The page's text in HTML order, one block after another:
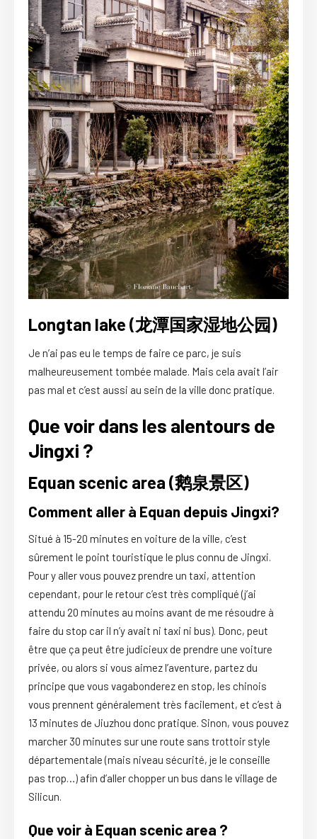
Longtan lake (龙潭国家湿地公园)
Je n’ai pas eu le temps de faire ce parc, je suis
malheureusement tombée malade. Mais cela avait l’air
pas mal et c’est aussi au sein de la ville donc pratique.
Que voir dans les alentours de
Jingxi ?
Equan scenic area (鹅泉景区)
Comment aller à Equan depuis Jingxi?
Situé à 15-20 minutes en voiture de la ville, c’est
sûrement le point touristique le plus connu de Jingxi.
Pour y aller vous pouvez prendre un taxi, attention
cependant, pour le retour c’est très compliqué (j’ai
attendu 20 minutes au moins avant de me résoudre à
faire du stop car il n’y avait ni taxi ni bus). Donc, peut
être que ça peut être judicieux de prendre une voiture
privée, ou alors si vous aimez l’aventure, partez du
principe que vous vagabonderez en stop, les chinois
vous prennent généralement très facilement, et c’est à
13 minutes de Jiuzhou donc pratique. Sinon, vous pouvez
marcher 30 minutes sur une route sans trottoir style
départementale (mais niveau sécurité, je le conseille
pas trop…) afin d’aller chopper un bus dans le village de
Silicun.
Que voir à Equan scenic area ?